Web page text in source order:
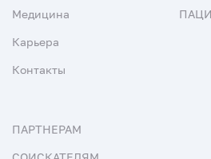
Медицина
Карьера
Контакты
ПАРТНЕРАМ